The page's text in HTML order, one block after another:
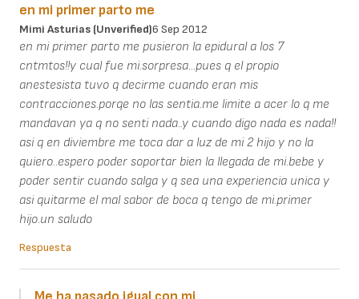
en mi primer parto me
Mimi Asturias (unverified)6 Sep 2012
en mi primer parto me pusieron la epidural a los 7
cntmtos!!y cual fue mi.sorpresa...pues q el propio
anestesista tuvo q decirme cuando eran mis
contracciones.porqe no las sentia.me limite a acer lo q me
mandavan ya q no senti nada..y cuando digo nada es nada!!
asi q en diviembre me toca dar a luz de mi 2 hijo y no la
quiero..espero poder soportar bien la llegada de mi.bebe y
poder sentir cuando salga y q sea una experiencia unica y
asi quitarme el mal sabor de boca q tengo de mi.primer
hijo.un saludo
Respuesta